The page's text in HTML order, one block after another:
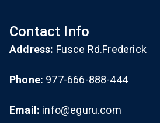
Contact Info
Address: Fusce Rd.Frederick
Phone: 977-666-888-444
Email: info@eguru.com